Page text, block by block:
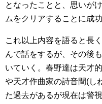
となったことと、思いが
ムをクリアすることに成功
これ以上内容を語ると長
んで話をするが、その後
いていく。春野達は天才
や天才作曲家の詩音間(し
た過去があるが現在は警